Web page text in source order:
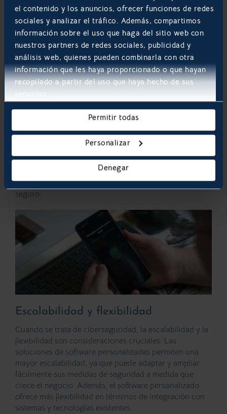
el contenido y los anuncios, ofrecer funciones de redes
sociales y analizar el tráfico. Además, compartimos
información sobre el uso que haga del sitio web con
nuestros partners de redes sociales, publicidad y
análisis web, quienes pueden combinarla con otra
información que les haya proporcionado o que hayan
recopilado a partir del uso que haya hecho de sus
servicios.
Permitir todas
Personalizar
Denegar
Muchas industrias están sujetas a estrictas regulaciones
en materia de seguridad de la información. Al
personalizar el software de tu empresa, para cumplir
con requisitos de cumplimiento específicos, puedes
garantizar que se mantenga al día con los organismos
reguladores, evitando multas y sanciones que podrían
poner en peligro la continuidad de tu negocio.
Actualizaciones y parches de
seguridad
medida puede actualizarse y adaptarse rápidamente
para abordarlas. A diferencia de los programas
comerciales, el software personalizado no depende de
actualizaciones regulares del proveedor, lo que brinda
mayor control y flexibilidad para mantener tu sistema
seguro.
Escalabilidad y flexibilidad
Cuando se trata de ciberseguridad, la escalabilidad y la
flexibilidad son consideraciones cruciales. Las
soluciones de software personalizadas permiten una
mayor escalabilidad, ya que puede adaptar y ampliar
fácilmente sus medidas de seguridad a medida que
crece el negocio. Además, el software personalizado
ofrece más flexibilidad en términos de integración con
sistemas y tecnologías existentes.